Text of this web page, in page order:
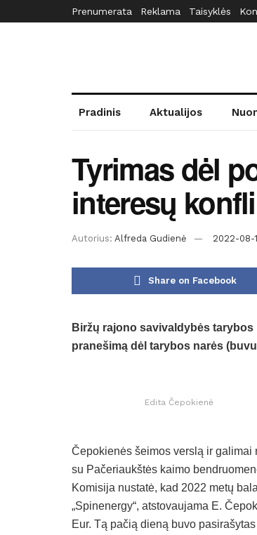
Prenumerata Reklama Taisyklės
Pradinis Aktualijos
Tyrimas dėl
interesų
Autorius: Alfreda Gudienė 2022-08-
Share on Facebook
Biržų rajono savivaldybės
pranešimą dėl tarybos narės
Edita Čepokienė
Čepokienės šeimos verslą ir galimai
su Pačeriaukštės kaimo
Komisija nustatė, kad 2022 metų
„Spinenergy“, atstovaujama E.
Eur. Tą pačią dieną buvo